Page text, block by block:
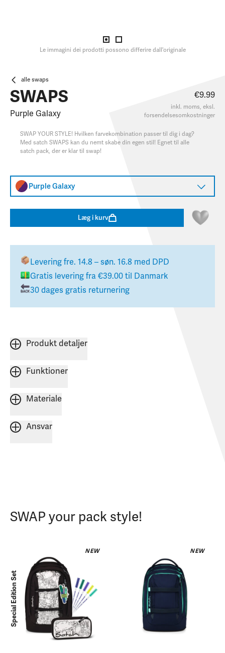
Le immagini dei prodotti possono differire dall'originale
alle swaps
SWAPS
Purple Galaxy
€9.99
inkl. moms, eksl.
forsendelsesomkostninger
SWAP YOUR STYLE! Hvilken farvekombination passer til dig i dag?
Med satch SWAPS kan du nemt skabe din egen stil! Egnet til alle
satch pack, der er klar til swap!
Purple Galaxy
Læg i kurv
Levering fre. 14.8 – søn. 16.8 med DPD
Gratis levering fra €39.00 til Danmark
30 dages gratis returnering
Produkt detaljer
Funktioner
Materiale
Ansvar
SWAP your pack style!
NEW
Special Edition Set
NEW